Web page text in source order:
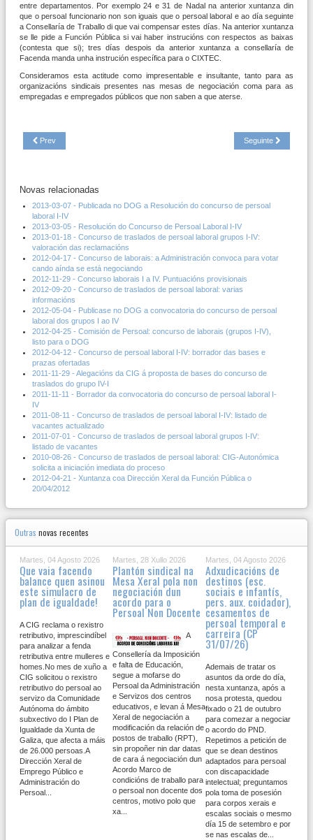
entre departamentos. Por exemplo 24 e 31 de Nadal na anterior xuntanza din
que o persoal funcionario non son iguais que o persoal laboral e ao día seguinte
a Consellaría de Traballo di que vai compensar estes días. Na anterior xuntanza
se lle pide a Función Pública si vai haber instrucións con respectos as baixas
(contesta que si); tres días despois da anterior xuntanza a consellaría de
Facenda manda unha instrución específica para o CIXTEC.
Consideramos esta actitude como impresentable e insultante, tanto para as
organizacións sindicais presentes nas mesas de negociación coma para as
empregadas e empregados públicos que non saben a que aterse.
Prev Seguinte
Novas relacionadas
2013-03-07 - Publicada no DOG a Resolución do concurso de persoal
laboral I-IV
2013-03-05 - Resolución do Concurso de Persoal Laboral I-IV
2013-01-18 - Concurso de traslados de persoal laboral grupos I-IV:
valoración das reclamacións
2012-04-17 - Concurso de laborais: a Administración convoca para votar
cando aínda se está negociando
2012-11-29 - Concurso laborais I a IV. Puntuacións provisionais
2012-09-20 - Concurso de traslados de persoal laboral: varias
informacións
2012-05-04 - Publicase no DOG a convocatoria do concurso de persoal
laboral dos grupos I ao IV
2012-04-25 - Comisión de Persoal: concurso de laborais (grupos I-IV),
listo para o DOG
2012-04-12 - Concurso de persoal laboral I-IV: borrador das bases e
prazas ofertadas
2011-11-29 - Alegacións da CIG á proposta de bases do concurso de
traslados do grupo IV-I
2011-11-11 - Borrador da convocatoria do concurso de persoal laboral I-
IV
2011-08-11 - Concurso de traslados de persoal laboral I-IV: listado de
vacantes actualizado
2011-07-01 - Concurso de traslados de persoal laboral grupos I-IV:
listado de vacantes
2010-08-26 - Concurso de traslados de persoal laboral: CIG-Autonómica
solicita a iniciación imediata do proceso
2012-04-21 - Xuntanza coa Dirección Xeral da Función Pública o
20/04/2012
Outras novas recentes
Martes, 04 Agosto 2026
Que vaia facendo
balance quen asinou
este simulacro de
plan de igualdade!
A CIG reclama o rexistro
retributivo, imprescindíbel
para analizar a fenda
retributiva entre mulleres e
homes.No mes de xuño a
CIG solicitou o rexistro
retributivo do persoal ao
servizo da Comunidade
Autónoma do ámbito
subxectivo do I Plan de
Igualdade da Xunta de
Galiza, que afecta a máis
de 26.000 persoas.A
Dirección Xeral de
Emprego Público e
Administración do
Persoal...
Martes, 28 Xullo 2026
Plantón sindical na
Mesa Xeral pola non
negociación dun
acordo para o
Persoal Non Docente
A
Consellería da Imposición
e falta de Educación,
segue a mofarse do
Persoal da Administración
e Servizos dos centros
educativos, e levan á Mesa
Xeral de negociación a
modificación da relación de
postos de traballo (RPT),
sin propoñer nin dar datas
de cara á negociación dun
Acordo Marco de
condicións de traballo para
o persoal non docente dos
centros, motivo polo que
xa...
Martes, 04 Agosto 2026
Adxudicacións de
destinos (esc.
sociais e infantís,
pers. aux. coidador),
cesamentos de
persoal temporal e
carreira (CP
31/07/26)
Ademais de tratar os
asuntos da orde do día,
nesta xuntanza, após a
nosa protesta, quedou
fixado o 21 de outubro
para comezar a negociar
o acordo do PND.
Repetimos a petición de
que se dean destinos
adaptados para persoal
con discapacidade
intelectual; preguntamos
pola toma de posesión
para corpos xerais e
escalas sociais o mesmo
día 15 de setembro e por
se nas escalas de...